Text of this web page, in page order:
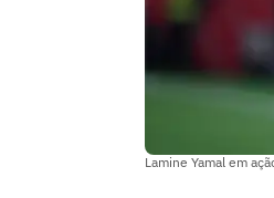
Lamine Yamal em